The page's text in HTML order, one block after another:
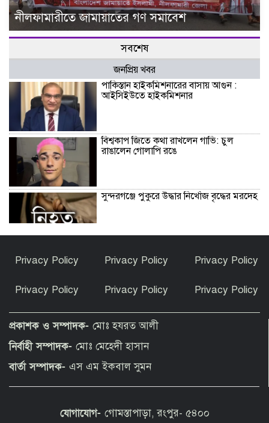
নীলফামারীতে জামায়াতের গণ সমাবেশ
সবশেষ
জনপ্রিয় খবর
পাকিস্তান হাইকমিশনারের বাসায় আগুন :
আইসিইউতে হাইকমিশনার
বিশ্বকাপ জিতে কথা রাখলেন গাভি: চুল
রাঙালেন গোলাপি রঙে
সুন্দরগঞ্জে পুকুরে উদ্ধার নিখোঁজ বৃদ্ধের মরদেহ
অভিনেত্রী?
ফুলছড়িতে গাঁজাসহ ৩ জনের কারাদণ্ড
পীরগঞ্জে অভিযানে কারেন্ট জাল জব্দ, পুড়িয়ে
Privacy Policy Privacy Policy Privacy Policy
Privacy Policy Privacy Policy Privacy Policy
প্রকাশক ও সম্পাদক- মোঃ হযরত আলী
নির্বাহী সম্পাদক- মোঃ মেহেদী হাসান
বার্তা সম্পাদক- এস এম ইকবাল সুমন
যোগাযোগ- গোমস্তাপাড়া, রংপুর- ৫৪০০